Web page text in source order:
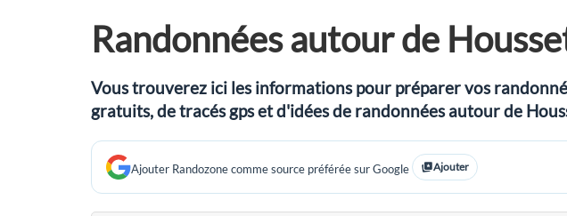
Randonnées autour de
Vous trouverez ici les informations pour préparer vos
gratuits, de tracés gps et d'idées de randonnées autour de
Ajouter Randozone comme source préférée sur Google Ajouter